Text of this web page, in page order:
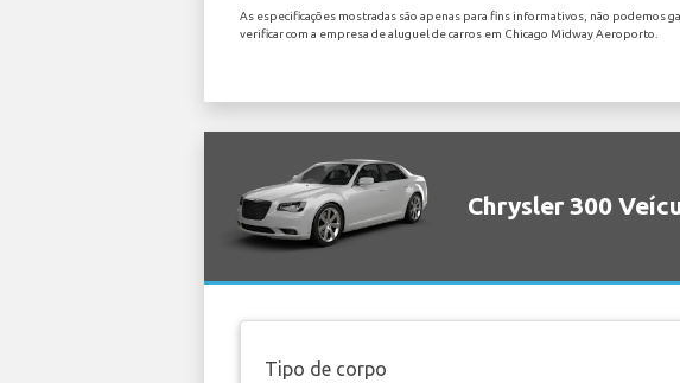
As especificações mostradas são apenas para fins informativos, não podemos
verificar com a empresa de aluguel de carros em Chicago Midway Aeroporto.
Chrysler 300
Tipo de corpo